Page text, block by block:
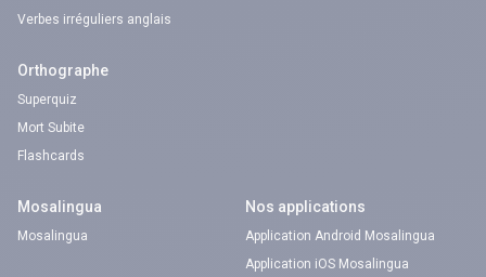
Verbes irréguliers anglais
Orthographe
Superquiz
Mort Subite
Flashcards
Mosalingua
Mosalingua
Nos applications
Application Android Mosalingua
Application iOS Mosalingua